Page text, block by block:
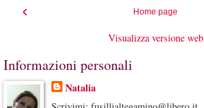
‹ Home page
Visualizza versione web
Informazioni personali
Natalia